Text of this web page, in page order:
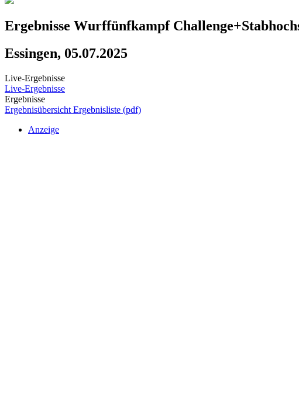
Ergebnisse Wurffünfkampf
Essingen, 05.07.2025
Live-Ergebnisse
Live-Ergebnisse
Ergebnisse
Ergebnisübersicht Ergebnisliste (pdf)
Anzeige